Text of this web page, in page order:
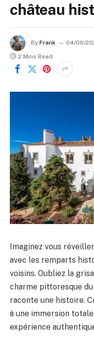
château
By Frank 04/06/
2 Mins Read
Imaginez vous
avec les remparts
voisins. Oubliez la
charme pittoresque
raconte une histoire.
à une immersion
expérience